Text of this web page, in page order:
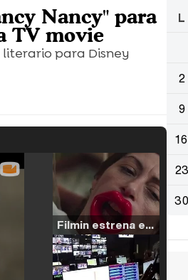
Nancy" para
TV movie
literario para Disney
Filmin estrena el tráiler de 'Millennial Mal', su nueva comedia universitaria de la mano de Lorena Iglesias
L
2
9
16
23
30